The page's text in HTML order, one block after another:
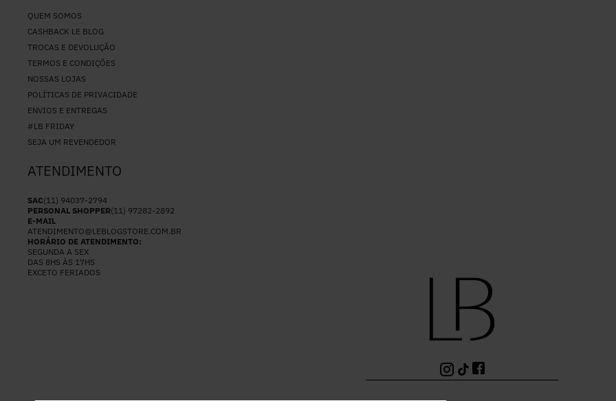
QUEM SOMOS
CASHBACK LE BLOG
TROCAS E DEVOLUÇÃO
TERMOS E CONDIÇÕES
NOSSAS LOJAS
POLÍTICAS DE PRIVACIDADE
ENVIOS E ENTREGAS
#LB FRIDAY
SEJA UM REVENDEDOR
ATENDIMENTO
SAC(11) 94037-2794
PERSONAL SHOPPER(11) 97282-2892
E-MAIL
ATENDIMENTO@LEBLOGSTORE.COM.BR
HORÁRIO DE ATENDIMENTO:
SEGUNDA A SEX
DAS 8HS ÀS 17HS
EXCETO FERIADOS